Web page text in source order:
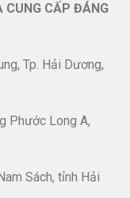
CUNG CẤP ĐÁNG
Tp. Hải Dương,
Phước Long A,
Sách, tỉnh Hải